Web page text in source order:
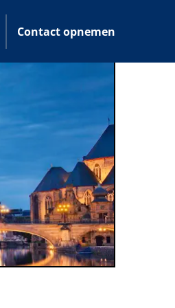
Contact opnemen